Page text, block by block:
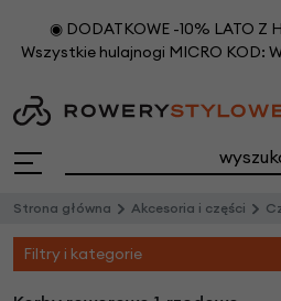
◉ DODATKOWE -10% LATO Z
Wszystkie hulajnogi MICRO KOD:
Strona główna Akcesoria i części
Filtry i kategorie